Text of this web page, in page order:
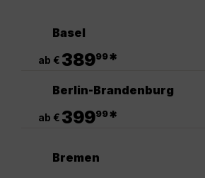
Basel
ab € 38999*
Berlin-Brandenburg
ab € 39999*
Bremen